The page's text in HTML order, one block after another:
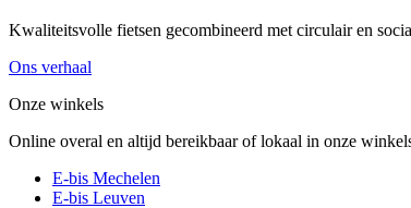
Kwaliteitsvolle fietsen gecombineerd met circulair en
Ons verhaal
Onze winkels
Online overal en altijd bereikbaar of lokaal in onze
E-bis Mechelen
E-bis Leuven